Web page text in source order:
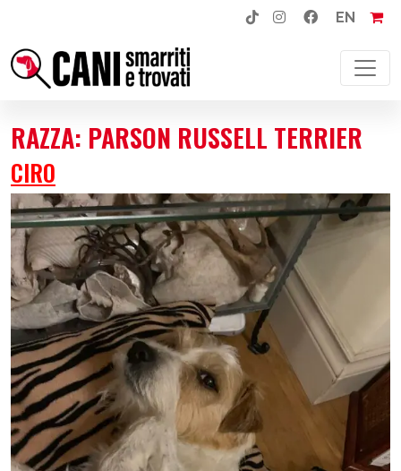
EN
NAVIGAZIONE PRINCIPALE
RAZZA: PARSON RUSSELL TERRIER
CIRO